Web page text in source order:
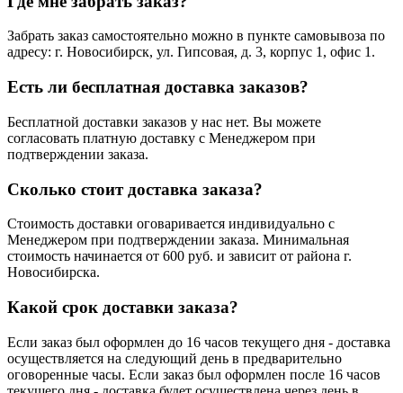
Забрать заказ самостоятельно можно в пункте самовывоза по
адресу: г. Новосибирск, ул. Гипсовая, д. 3, корпус 1, офис 1.
Есть ли бесплатная доставка заказов?
Бесплатной доставки заказов у нас нет. Вы можете
согласовать платную доставку с Менеджером при
подтверждении заказа.
Сколько стоит доставка заказа?
Стоимость доставки оговаривается индивидуально с
Менеджером при подтверждении заказа. Минимальная
стоимость начинается от 600 руб. и зависит от района г.
Новосибирска.
Какой срок доставки заказа?
Если заказ был оформлен до 16 часов текущего дня - доставка
осуществляется на следующий день в предварительно
оговоренные часы. Если заказ был оформлен после 16 часов